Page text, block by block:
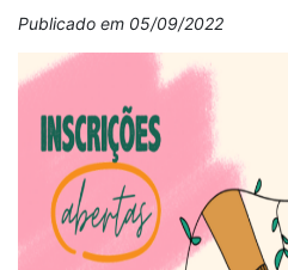
Publicado em 05/09/2022